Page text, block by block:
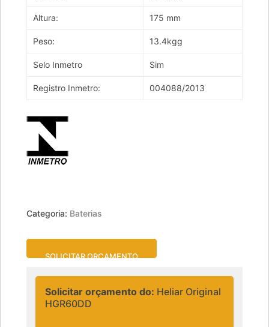
Altura: 175 mm
Peso: 13.4kgg
Selo Inmetro Sim
Registro Inmetro: 004088/2013
Categoria: Baterias
SOLICITAR ORÇAMENTO
Solicitar orçamento do: Heliar Original
HGR60DD